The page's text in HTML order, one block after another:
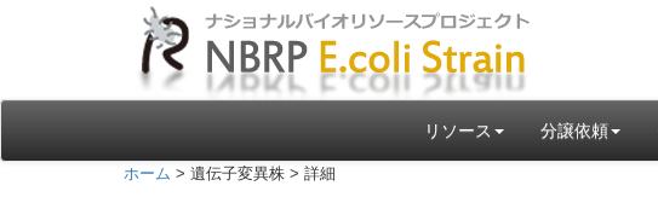
リソース 分譲依頼
ホーム > 遺伝子変異株 > 詳細